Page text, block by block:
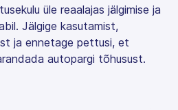
üle reaalajas jälgimise ja
Jälgige kasutamist,
ja ennetage pettusi, et
autopargi tõhusust.